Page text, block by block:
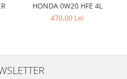
HONDA 0W20 HFE 4L
470,00 Lei